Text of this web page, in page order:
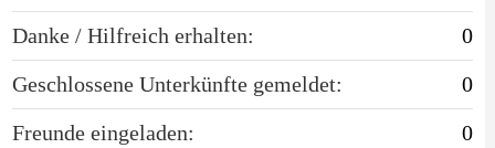
Danke / Hilfreich erhalten:
0
Geschlossene Unterkünfte gemeldet:
0
Freunde eingeladen:
0